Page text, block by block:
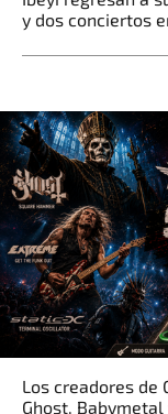
y dos conciertos
Los creadores de
Ghost,